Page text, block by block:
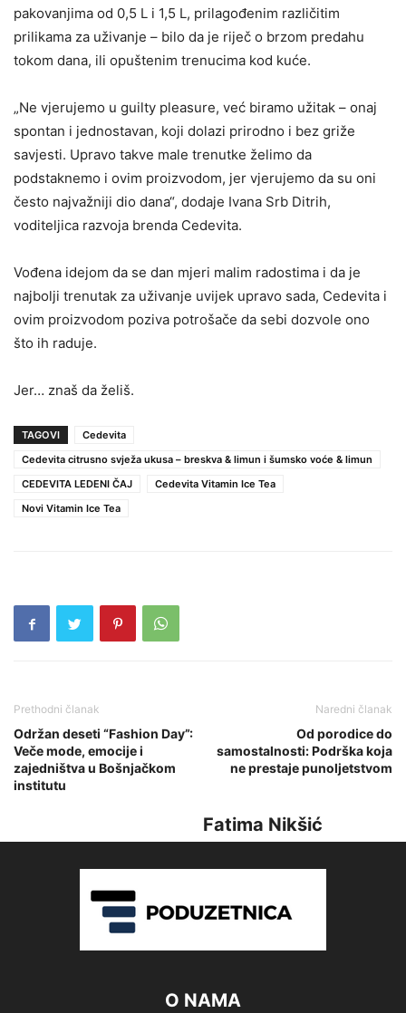
pakovanjima od 0,5 L i 1,5 L, prilagođenim različitim
prilikama za uživanje – bilo da je riječ o brzom predahu
tokom dana, ili opuštenim trenucima kod kuće.
„Ne vjerujemo u guilty pleasure, već biramo užitak – onaj
spontan i jednostavan, koji dolazi prirodno i bez griže
savjesti. Upravo takve male trenutke želimo da
podstaknemo i ovim proizvodom, jer vjerujemo da su oni
često najvažniji dio dana“, dodaje Ivana Srb Ditrih,
voditeljica razvoja brenda Cedevita.
Vođena idejom da se dan mjeri malim radostima i da je
najbolji trenutak za uživanje uvijek upravo sada, Cedevita i
ovim proizvodom poziva potrošače da sebi dozvole ono
što ih raduje.
Jer… znaš da želiš.
TAGOVI
Cedevita
Cedevita citrusno svježa ukusa – breskva & limun i šumsko voće & limun
CEDEVITA LEDENI ČAJ
Cedevita Vitamin Ice Tea
Novi Vitamin Ice Tea
Prethodni članak
Održan deseti “Fashion Day”:
Veče mode, emocije i
zajedništva u Bošnjačkom
institutu
Naredni članak
Od porodice do
samostalnosti: Podrška koja
ne prestaje punoljetstvom
Fatima Nikšić
O NAMA